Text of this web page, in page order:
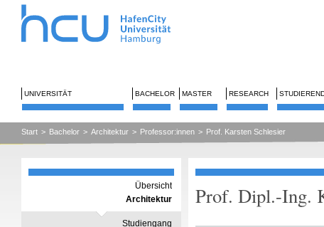
UNIVERSITÄT BACHELOR MASTER RESEARCH
Start > Bachelor > Architektur > Professor:innen > Prof. Karsten Schlesier
Übersicht
Architektur
Studiengang
Prof. Dipl.-Ing.